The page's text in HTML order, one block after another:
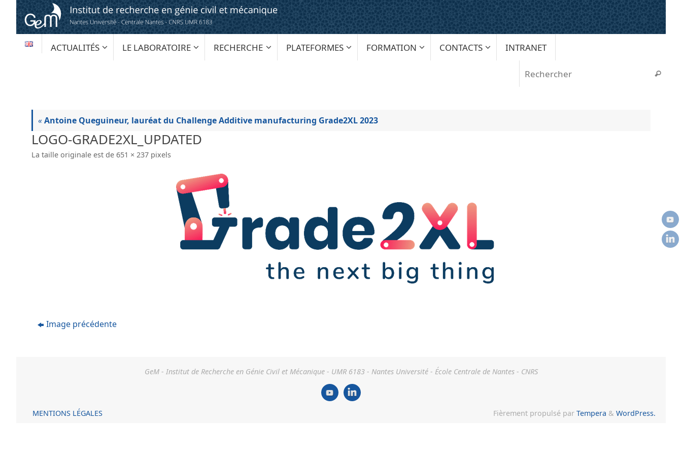
Passer
contenu
PASSER
AU
ACTUALITÉS LE LABORATOIRE RECHERCHE PLATEFORMES FORMATION CONTACTS INTRANET
«Antoine Queguineur, lauréat du Challenge Additive manufacturing Grade2XL 2023
LOGO-GRADE2XL_UPDATED
La taille originale est de 651 × 237 pixels
Image précédente
GeM - Institut de Recherche en Génie Civil et Mécanique - UMR 6183 - Nantes Université - École Centrale de Nantes - CNRS
MENTIONS LÉGALES Fièrement propulsé par Tempera & WordPress.